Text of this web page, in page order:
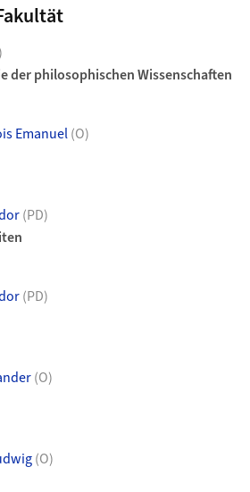
der philosophischen Wissenschaften
Emanuel(O)
(PD)
(PD)
(O)
(O)